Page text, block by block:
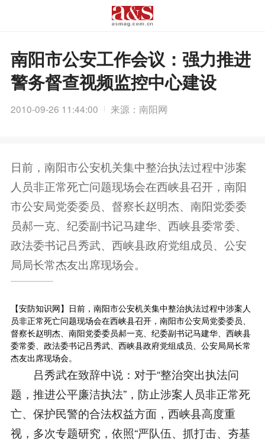
南阳市公安工作会议：强力推进
警务督查视频监控中心建设
2010-09-26 11:44:00 来源：南阳网
日前，南阳市公安机关集中整治执法过程中涉案
人员非正常死亡问题现场会在西峡县召开，南阳
市公安局党委委员、督察长赵明杰、南阳党委委
员郝一克、纪委副书记马建华、西峡县委常委、
政法委书记吕秀武、西峡县政府党组成员、公安
局局长常杰友出席现场会。
【安防知识网】日前，南阳市公安机关集中整治执法过程中涉案人
员非正常死亡问题现场会在西峡县召开，南阳市公安局党委委员、
督察长赵明杰、南阳党委委员郝一克、纪委副书记马建华、西峡县
委常委、政法委书记吕秀武、西峡县政府党组成员、公安局局长常
杰友出席现场会。
吕秀武在致辞中说：对于“整治突出执法问
题，推进公平廉洁执法”，防止涉案人员非正常死
亡、保护民警的合法权益方面，西峡县高度重
视，多次专题研究，依照“严队伍、抓打击、夯基